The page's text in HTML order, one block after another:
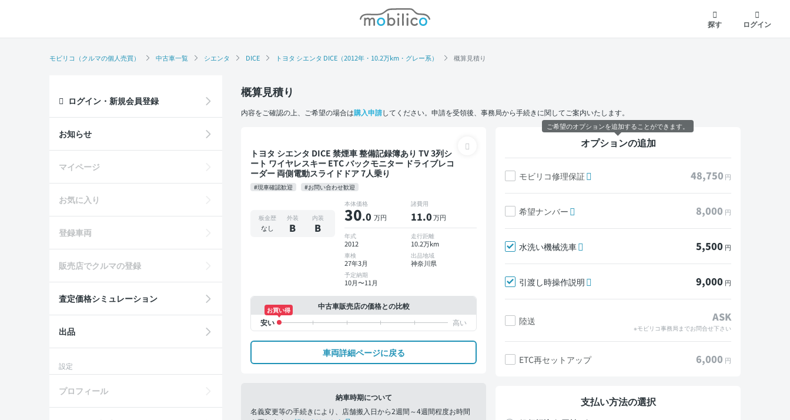
モビリコ
探す
ログイン
モビリコ（クルマの個人売買） 中古車一覧 シエンタ DICE トヨタ シエンタ DICE（2012年・10.2万km・グレー系） 概算見積り
概算見積り
内容をご確認の上、ご希望の場合は購入申請してください。申請を受領後、事務局から手続きに関してご案内いたします。
トヨタ シエンタ DICE 禁煙車 整備記録簿あり TV 3列シ
ート ワイヤレスキー ETC バックモニター ドライブレコ
ーダー 両側電動スライドドア 7人乗り
#現車確認歓迎 #お問い合わせ歓迎
板金歴
なし
外装
B
内装
B
本体価格
30.0 万円
諸費用
11.0万円
年式
2012
走行距離
10.2万km
車検
27年3月
出品地域
神奈川県
予定納期
10月〜11月
中古車販売店の価格との比較
お買い得
車両詳細ページに戻る
納車時期について
名義変更等の手続きにより、店舗搬入日から2週間～4週間程度お時間
オプションの追加
モビリコ修理保証 48,750 円
希望ナンバー 8,000 円
水洗い機械洗車 5,500 円
引渡し時操作説明 9,000 円
陸送 ASK
※モビリコ事務局までお問合せ下さい
ETC再セットアップ 6,000 円
支払い方法の選択
ログイン・新規会員登録
お知らせ
マイページ
お気に入り
登録車両
販売店でクルマの登録
査定価格シミュレーション
出品
設定
プロフィール
ご希望のオプションを追加することができます。